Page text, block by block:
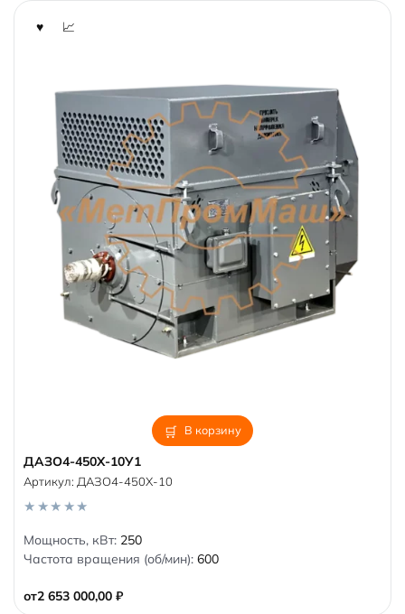
В корзину
ДАЗО4-450Х-10У1
от2 653 000,00 ₽
Артикул: ДАЗО4-450Х-10
0
o
u
f
Мощность, кВт: 250
Частота вращения (об/мин): 600